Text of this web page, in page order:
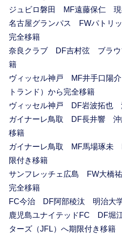
ジュビロ磐田 MF遠藤保仁 現
名古屋グランパス FWパトリ
完全移籍
奈良クラブ DF吉村弦 ブラウ
籍
ヴィッセル神戸 MF井手口陽
トランド）から完全移籍
ヴィッセル神戸 DF岩波拓也
ガイナーレ鳥取 DF長井響 沖
移籍
ガイナーレ鳥取 MF馬場琢未
限付き移籍
サンフレッチェ広島 FW大橋
完全移籍
FC今治 DF阿部稜汰 明治大
鹿児島ユナイテッドFC DF堀
ターズ（JFL）へ期限付き移籍